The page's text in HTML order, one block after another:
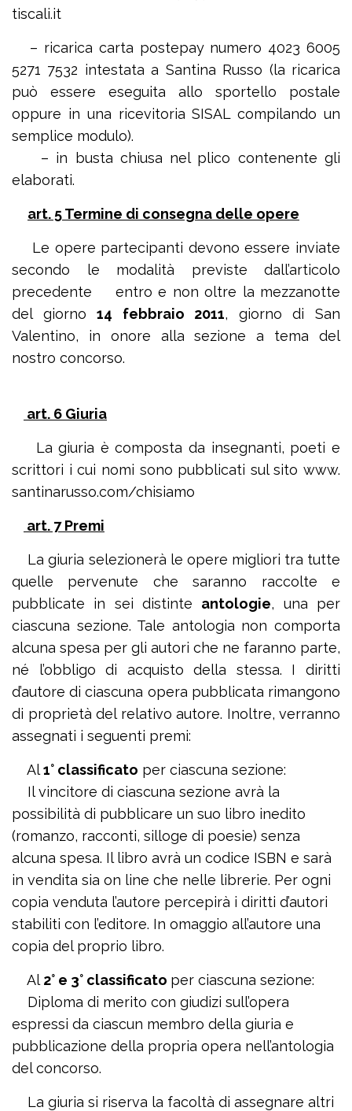
tiscali.it
– ricarica carta postepay numero 4023 6005
5271 7532 intestata a Santina Russo (la ricarica
può essere eseguita allo sportello postale
oppure in una ricevitoria SISAL compilando un
semplice modulo).
– in busta chiusa nel plico contenente gli
elaborati.
art. 5 Termine di consegna delle opere
Le opere partecipanti devono essere inviate
secondo le modalità previste dall’articolo
precedente entro e non oltre la mezzanotte
del giorno14 febbraio 2011, giorno di San
Valentino, in onore alla sezione a tema del
nostro concorso.
art. 6 Giuria
La giuria è composta da insegnanti, poeti e
scrittori i cui nomi sono pubblicati sul sito www.
santinarusso.com/chisiamo
art. 7 Premi
La giuria selezionerà le opere migliori tra tutte
quelle pervenute che saranno raccolte e
pubblicate in sei distinte antologie, una per
ciascuna sezione. Tale antologia non comporta
alcuna spesa per gli autori che ne faranno parte,
né l’obbligo di acquisto della stessa. I diritti
d’autore di ciascuna opera pubblicata rimangono
di proprietà del relativo autore. Inoltre, verranno
assegnati i seguenti premi:
Al1° classificato per ciascuna sezione:
Il vincitore di ciascuna sezione avrà la
possibilità di pubblicare un suo libro inedito
(romanzo, racconti, silloge di poesie) senza
alcuna spesa. Il libro avrà un codice ISBN e sarà
in vendita sia on line che nelle librerie. Per ogni
copia venduta l’autore percepirà i diritti d’autori
stabiliti con l’editore. In omaggio all’autore una
copia del proprio libro.
Al2° e 3° classificato per ciascuna sezione:
Diploma di merito con giudizi sull’opera
espressi da ciascun membro della giuria e
pubblicazione della propria opera nell’antologia
del concorso.
La giuria si riserva la facoltà di assegnare altri